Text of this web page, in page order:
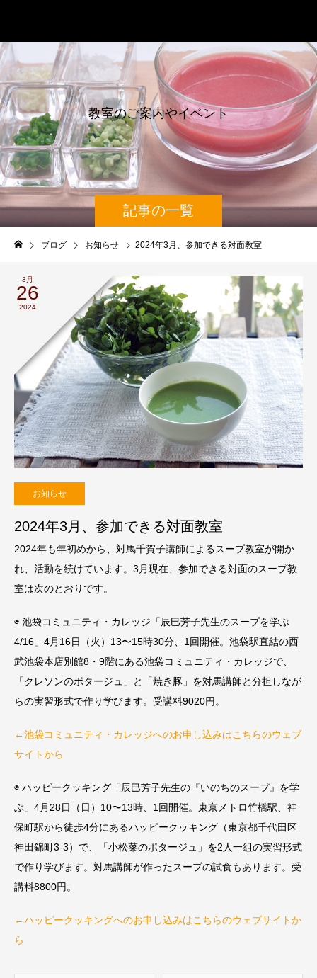
記事の一覧
教室のご案内やイベント情報
ブログ お知らせ 2024年3月、参加できる対面教室
3月
26
2024
お知らせ
2024年3月、参加できる対面教室
2024年も年初めから、対馬千賀子講師によるスープ教室が開か
れ、活動を続けています。3月現在、参加できる対面のスープ教
室は次のとおりです。
◉ 池袋コミュニティ・カレッジ「辰巳芳子先生のスープを学ぶ
4/16」4月16日（火）13〜15時30分、1回開催。池袋駅直結の西
武池袋本店別館8・9階にある池袋コミュニティ・カレッジで、
「クレソンのポタージュ」と「焼き豚」を対馬講師と分担しなが
らの実習形式で作り学びます。受講料9020円。
←池袋コミュニティ・カレッジへのお申し込みはこちらのウェブ
サイトから
◉ ハッピークッキング「辰巳芳子先生の『いのちのスープ』を学
ぶ」4月28日（日）10〜13時、1回開催。東京メトロ竹橋駅、神
保町駅から徒歩4分にあるハッピークッキング（東京都千代田区
神田錦町3-3）で、「小松菜のポタージュ」を2人一組の実習形式
で作り学びます。対馬講師が作ったスープの試食もあります。受
講料8800円。
←ハッピークッキングへのお申し込みはこちらのウェブサイトか
ら